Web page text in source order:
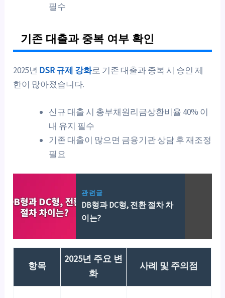
필수
기존 대출과 중복 여부 확인
2025년 DSR 규제 강화로 기존 대출과 중복 시 승인 제
한이 많아졌습니다.
신규 대출 시 총부채원리금상환비율 40% 이
내 유지 필수
기존 대출이 많으면 금융기관 상담 후 재조정
필요
관련글
DB형과 DC형, 전환 절차 차
이는?
항목
2025년 주요 변
화
사례 및 주의점